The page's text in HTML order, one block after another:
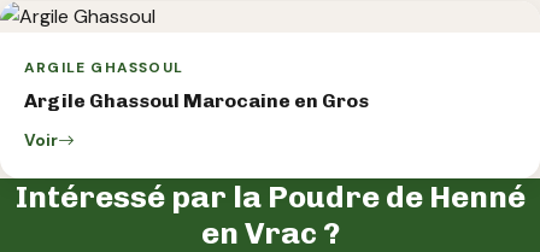
ARGILE GHASSOUL
Argile Ghassoul Marocaine en Gros
Voir
Intéressé par la Poudre de Henné
en Vrac ?